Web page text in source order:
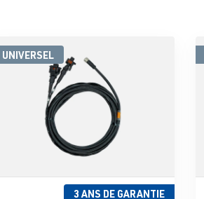
UNIVERSEL
3 ANS DE GARANTIE